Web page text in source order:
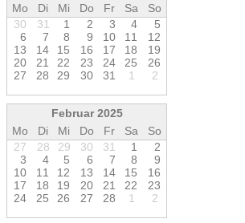
Mo
Di Mi Do Fr Sa
So
30
31 1 2 3 4
5
6
7 8 9 10 1 1 1 2
13 14 1 5 16 17 18 19
20 21 22 23 24 25 26
27 28 29 30 31 1 2
Februar 2025
Mo
Di Mi Do Fr Sa
So
27
28 29 30 31 1
2
3
4 5 6 7 8
9
10 1 1 1 2 13 14 1 5 16
17 18 19 20 21 22 23
24 25 26 27 28 1 2